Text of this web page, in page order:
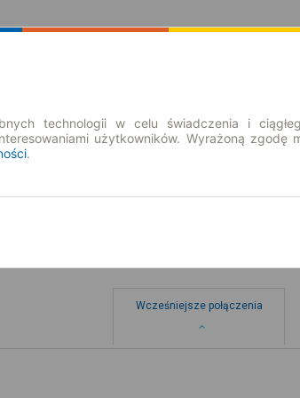
Wcześniejsze połączenia
technologii w celu świadczenia i
użytkowników. Wyrażoną
.